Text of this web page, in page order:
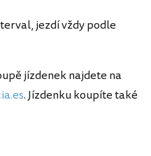
jezdí vždy podle
jízdenek najdete na
. Jízdenku koupíte také